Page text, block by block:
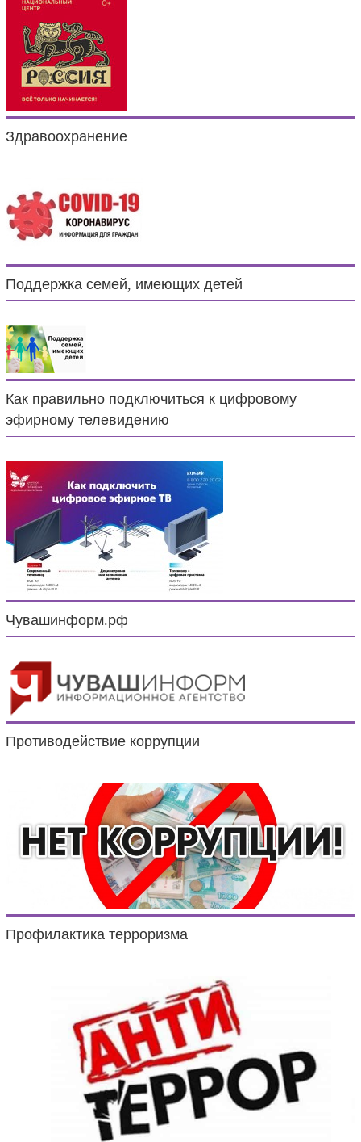
Здравоохранение
Поддержка семей, имеющих детей
Как правильно подключиться к цифровому
эфирному телевидению
Чувашинформ.рф
Противодействие коррупции
Профилактика терроризма